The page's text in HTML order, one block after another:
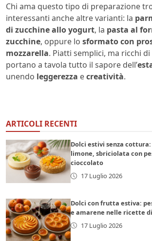
Chi ama questo tipo di preparazione
interessanti anche altre varianti: la
di zucchine allo yogurt, la pasta al
zucchine, oppure lo sformato con
mozzarella. Piatti semplici, ma ricchi
portano a tavola tutto il sapore dell’
unendo leggerezza ecreatività.
ARTICOLI RECENTI
Dolci estivi senza
limone, sbriciolata con
cioccolato
17 Luglio 2026
Dolci con frutta estiva:
e amarene nelle ricette
17 Luglio 2026